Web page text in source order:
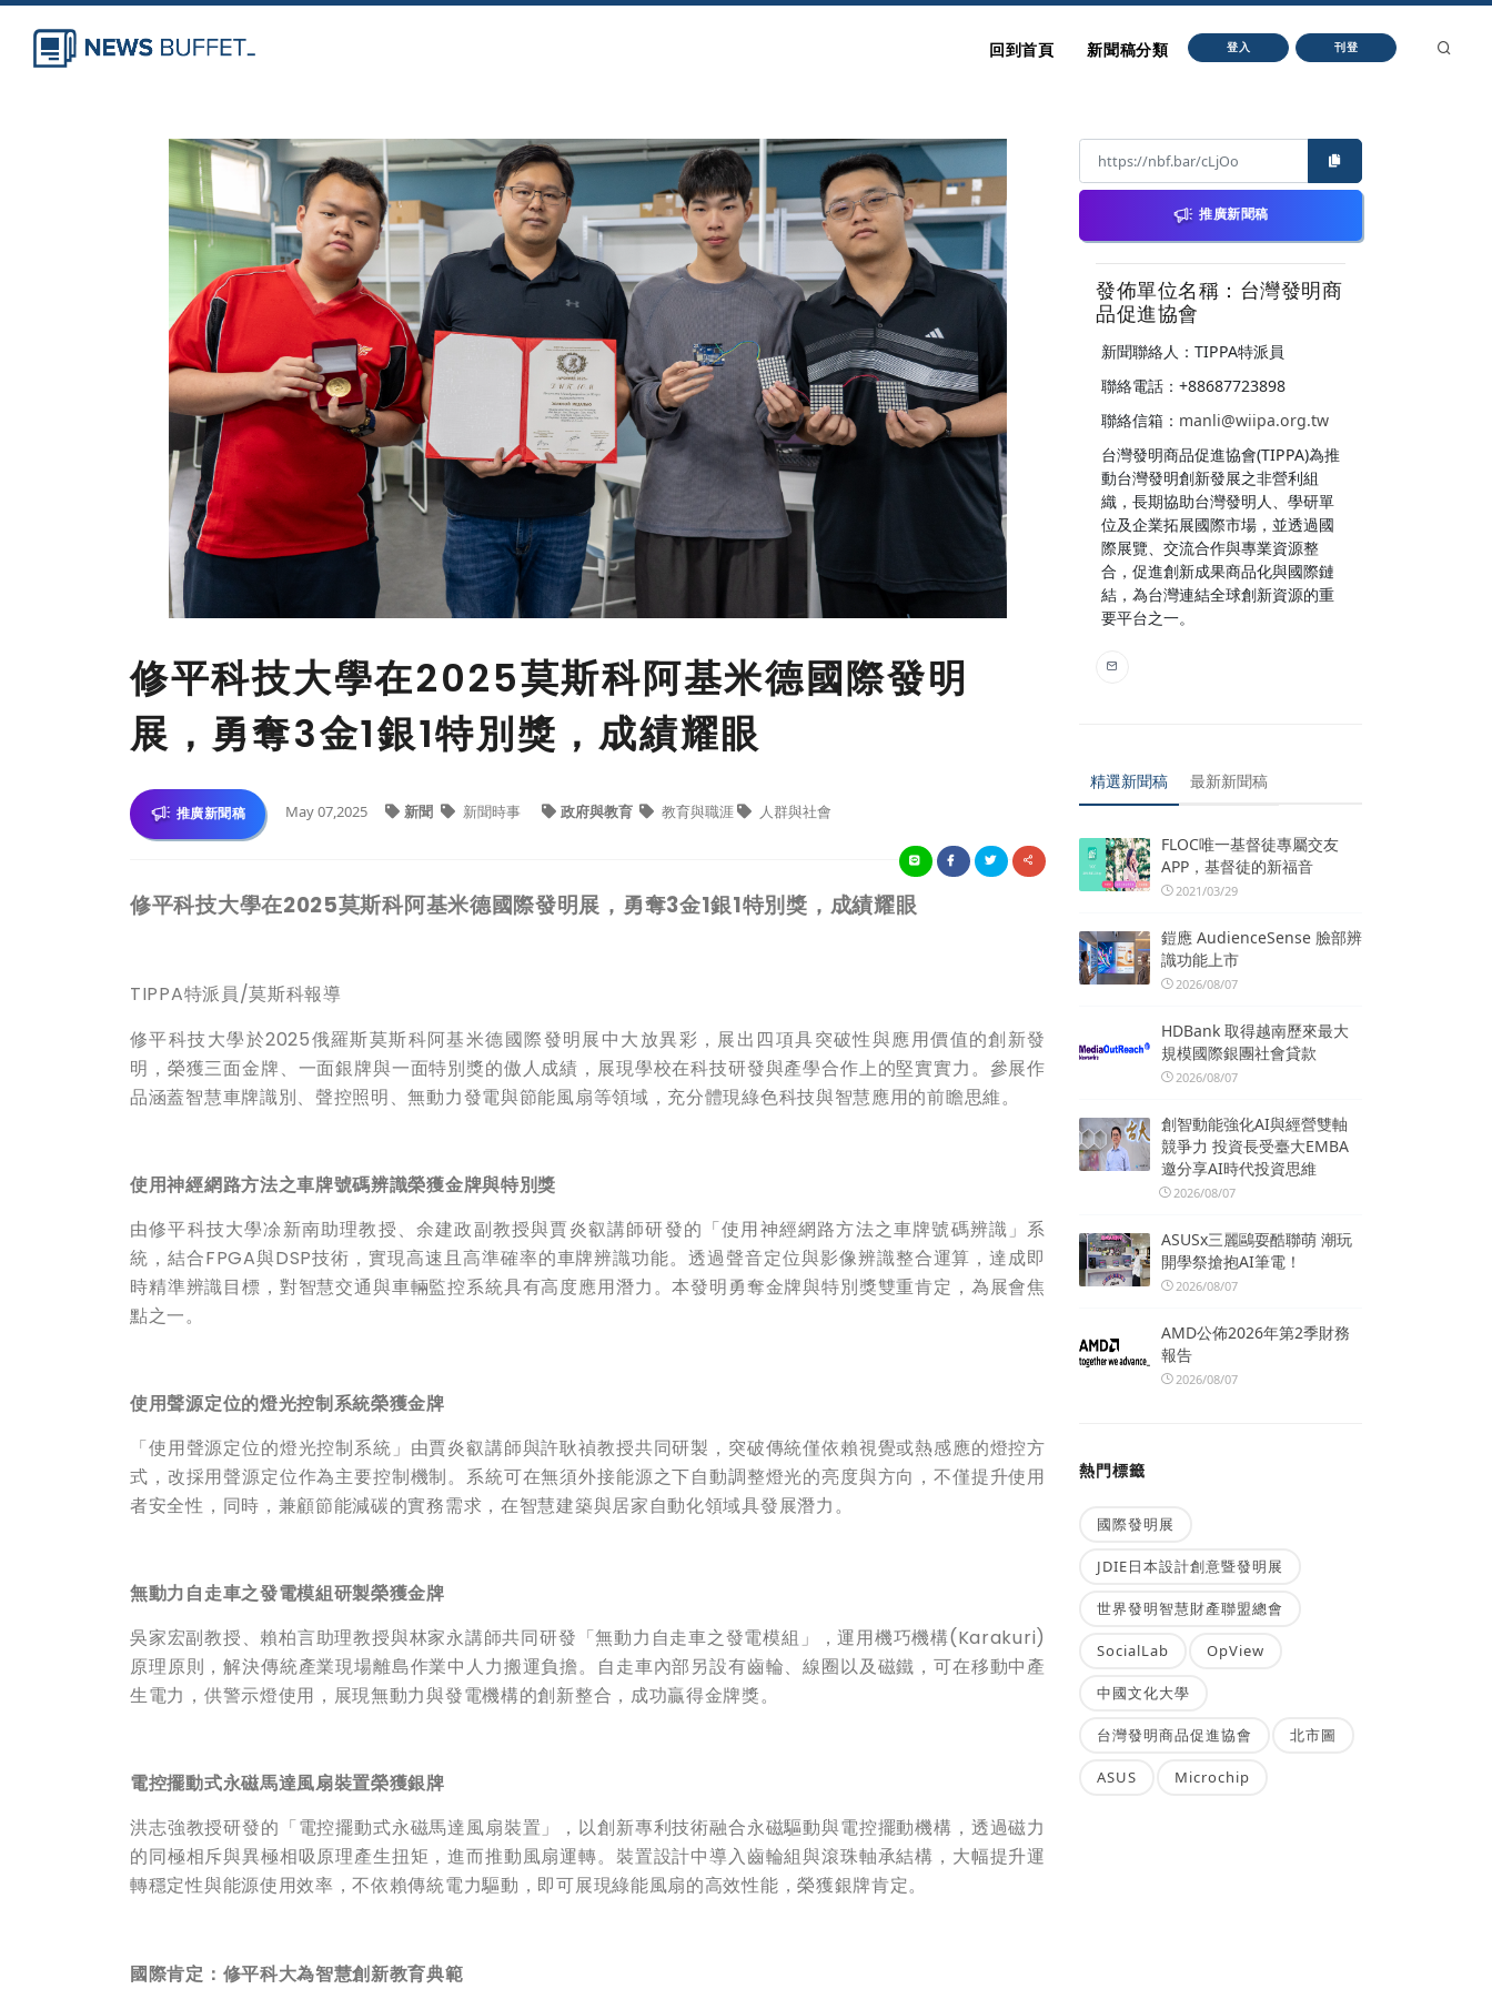
回到首頁 新聞稿分類 登入 刊登
修平科技大學在2025莫斯科阿基米德國際發明
展，勇奪3金1銀1特別獎，成績耀眼
推廣新聞稿 May 07,2025 新聞 新聞時事 政府與教育 教育與職涯 人群與社會
修平科技大學在2025莫斯科阿基米德國際發明展，勇奪3金1銀1特別獎，成績耀眼
TIPPA特派員/莫斯科報導
修平科技大學於2025俄羅斯莫斯科阿基米德國際發明展中大放異彩，展出四項具突破性與應用價值的創新發
明，榮獲三面金牌、一面銀牌與一面特別獎的傲人成績，展現學校在科技研發與產學合作上的堅實實力。參展作
品涵蓋智慧車牌識別、聲控照明、無動力發電與節能風扇等領域，充分體現綠色科技與智慧應用的前瞻思維。
使用神經網路方法之車牌號碼辨識榮獲金牌與特別獎
由修平科技大學凃新南助理教授、余建政副教授與賈炎叡講師研發的「使用神經網路方法之車牌號碼辨識」系
統，結合FPGA與DSP技術，實現高速且高準確率的車牌辨識功能。透過聲音定位與影像辨識整合運算，達成即
時精準辨識目標，對智慧交通與車輛監控系統具有高度應用潛力。本發明勇奪金牌與特別獎雙重肯定，為展會焦
點之一。
使用聲源定位的燈光控制系統榮獲金牌
「使用聲源定位的燈光控制系統」由賈炎叡講師與許耿禎教授共同研製，突破傳統僅依賴視覺或熱感應的燈控方
式，改採用聲源定位作為主要控制機制。系統可在無須外接能源之下自動調整燈光的亮度與方向，不僅提升使用
者安全性，同時，兼顧節能減碳的實務需求，在智慧建築與居家自動化領域具發展潛力。
無動力自走車之發電模組研製榮獲金牌
吳家宏副教授、賴柏言助理教授與林家永講師共同研發「無動力自走車之發電模組」，運用機巧機構(Karakuri)
原理原則，解決傳統產業現場離島作業中人力搬運負擔。自走車內部另設有齒輪、線圈以及磁鐵，可在移動中產
生電力，供警示燈使用，展現無動力與發電機構的創新整合，成功贏得金牌獎。
電控擺動式永磁馬達風扇裝置榮獲銀牌
洪志強教授研發的「電控擺動式永磁馬達風扇裝置」，以創新專利技術融合永磁驅動與電控擺動機構，透過磁力
的同極相斥與異極相吸原理產生扭矩，進而推動風扇運轉。裝置設計中導入齒輪組與滾珠軸承結構，大幅提升運
轉穩定性與能源使用效率，不依賴傳統電力驅動，即可展現綠能風扇的高效性能，榮獲銀牌肯定。
國際肯定：修平科大為智慧創新教育典範
推廣新聞稿
發佈單位名稱：台灣發明商
品促進協會
新聞聯絡人：TIPPA特派員
聯絡電話：+88687723898
聯絡信箱： manli@wiipa.org.tw
台灣發明商品促進協會(TIPPA)為推
動台灣發明創新發展之非營利組
織，長期協助台灣發明人、學研單
位及企業拓展國際市場，並透過國
際展覽、交流合作與專業資源整
合，促進創新成果商品化與國際鏈
結，為台灣連結全球創新資源的重
要平台之一。
精選新聞稿 最新新聞稿
FLOC唯一基督徒專屬交友
APP，基督徒的新福音
2021/03/29
鎧應 AudienceSense 臉部辨
識功能上市
2026/08/07
HDBank 取得越南歷來最大
規模國際銀團社會貸款
2026/08/07
創智動能強化AI與經營雙軸
競爭力 投資長受臺大EMBA
邀分享AI時代投資思維
2026/08/07
ASUSx三麗鷗耍酷聯萌 潮玩
開學祭搶抱AI筆電！
2026/08/07
AMD公佈2026年第2季財務
報告
2026/08/07
熱門標籤
國際發明展
JDIE日本設計創意暨發明展
世界發明智慧財產聯盟總會
SocialLab OpView
中國文化大學
台灣發明商品促進協會 北市圖
ASUS Microchip